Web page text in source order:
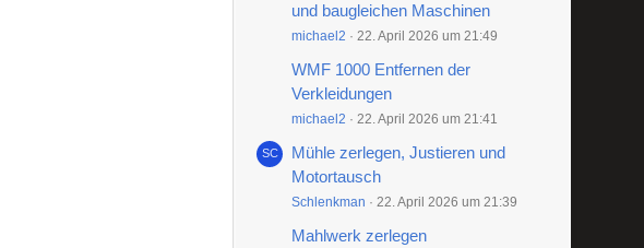
und baugleichen Maschinen
michael2 22. April 2026 um 21:49
WMF 1000 Entfernen der
Verkleidungen
michael2 22. April 2026 um 21:41
Mühle zerlegen, Justieren und
Motortausch
Schlenkman 22. April 2026 um 21:39
Mahlwerk zerlegen